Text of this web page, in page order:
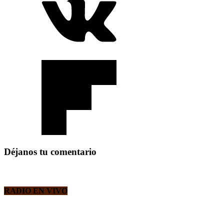
Déjanos tu comentario
RADIO EN VIVO